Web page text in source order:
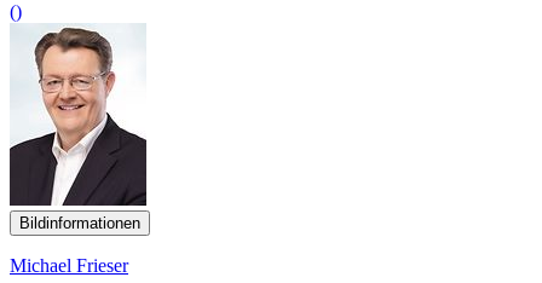
()
Bildinformationen
Michael Frieser